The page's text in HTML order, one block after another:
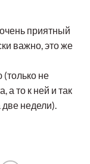
приятный
важно, это же
не
а то к ней и так
недели).